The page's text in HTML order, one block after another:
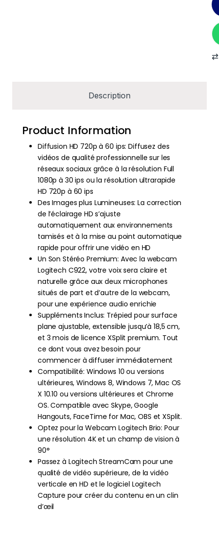
Description
Product Information
Diffusion HD 720p à 60 ips: Diffusez des
vidéos de qualité professionnelle sur les
réseaux sociaux grâce à la résolution Full
1080p à 30 ips ou la résolution ultrarapide
HD 720p à 60 ips
Des Images plus Lumineuses: La correction
de l’éclairage HD s’ajuste
automatiquement aux environnements
tamisés et à la mise au point automatique
rapide pour offrir une vidéo en HD
Un Son Stéréo Premium: Avec la webcam
Logitech C922, votre voix sera claire et
naturelle grâce aux deux microphones
situés de part et d’autre de la webcam,
pour une expérience audio enrichie
Suppléments Inclus: Trépied pour surface
plane ajustable, extensible jusqu’à 18,5 cm,
et 3 mois de licence XSplit premium. Tout
ce dont vous avez besoin pour
commencer à diffuser immédiatement
Compatibilité: Windows 10 ou versions
ultérieures, Windows 8, Windows 7, Mac OS
X 10.10 ou versions ultérieures et Chrome
OS. Compatible avec Skype, Google
Hangouts, FaceTime for Mac, OBS et XSplit.
Optez pour la Webcam Logitech Brio: Pour
une résolution 4K et un champ de vision à
90°
Passez à Logitech StreamCam pour une
qualité de vidéo supérieure, de la vidéo
verticale en HD et le logiciel Logitech
Capture pour créer du contenu en un clin
d’œil